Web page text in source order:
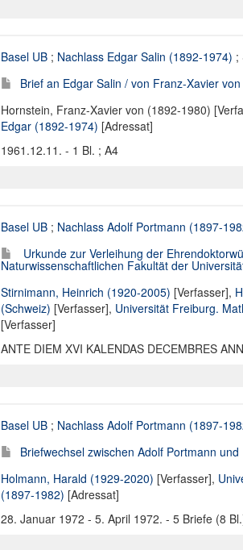
Basel UB ; Nachlass Edgar Salin (1892-1974) ;
Brief an Edgar Salin / von Franz-Xavier
Hornstein, Franz-Xavier von (1892-1980)
Edgar (1892-1974) [Adressat]
1961.12.11. - 1 Bl. ; A4
Basel UB ; Nachlass Adolf Portmann (1897-
Urkunde zur Verleihung der
Naturwissenschaftlichen Fakultät der
Stirnimann, Heinrich (1920-2005) [Verfasser],
(Schweiz) [Verfasser], Universität Freiburg.
[Verfasser]
ANTE DIEM XVI KALENDAS DECEMBRES
Basel UB ; Nachlass Adolf Portmann (1897-
Briefwechsel zwischen Adolf Portmann
Holmann, Harald (1929-2020) [Verfasser],
(1897-1982) [Adressat]
28. Januar 1972 - 5. April 1972. - 5 Briefe (8